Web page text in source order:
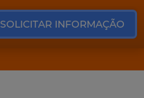
SOLICITAR INFORMAÇÃO